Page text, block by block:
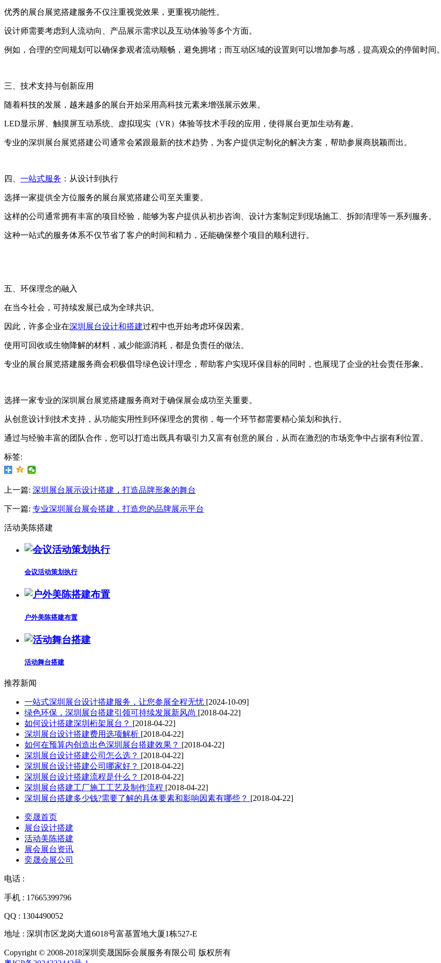
优秀的展台展览搭建服务不仅注重视觉效果，更重视功能性。
设计师需要考虑到人流动向、产品展示需求以及互动体验等多个方面。
例如，合理的空间规划可以确保参观者流动顺畅，避免拥堵；而互动区域的设置则可以增加参与感，提高观众的停留时间。
三、技术支持与创新应用
随着科技的发展，越来越多的展台开始采用高科技元素来增强展示效果。
LED显示屏、触摸屏互动系统、虚拟现实（VR）体验等技术手段的应用，使得展台更加生动有趣。
专业的深圳展台展览搭建公司通常会紧跟最新的技术趋势，为客户提供定制化的解决方案，帮助参展商脱颖而出。
四、 一站式服务 ：从设计到执行
选择一家提供全方位服务的展台展览搭建公司至关重要。
这样的公司通常拥有丰富的项目经验，能够为客户提供从初步咨询、设计方案制定到现场施工、拆卸清理等一系列服务。
这种一站式的服务体系不仅节省了客户的时间和精力，还能确保整个项目的顺利进行。
五、环保理念的融入
在当今社会，可持续发展已成为全球共识。
因此，许多企业在深圳展台设计和搭建过程中也开始考虑环保因素。
使用可回收或生物降解的材料，减少能源消耗，都是负责任的做法。
专业的展台展览搭建服务商会积极倡导绿色设计理念，帮助客户实现环保目标的同时，也展现了企业的社会责任形象。
选择一家专业的深圳展台展览搭建服务商对于确保展会成功至关重要。
从创意设计到技术支持，从功能实用性到环保理念的贯彻，每一个环节都需要精心策划和执行。
通过与经验丰富的团队合作，您可以打造出既具有吸引力又富有创意的展台，从而在激烈的市场竞争中占据有利位置。
标签:
上一篇: 深圳展台展示设计搭建，打造品牌形象的舞台
下一篇: 专业深圳展台展会搭建，打造您的品牌展示平台
活动美陈搭建
会议活动策划执行
户外美陈搭建布置
活动舞台搭建
推荐新闻
一站式深圳展台设计搭建服务，让您参展全程无忧 [2024-10-09]
绿色环保，深圳展台搭建引领可持续发展新风尚 [2018-04-22]
如何设计搭建深圳桁架展台？ [2018-04-22]
深圳展台设计搭建费用选项解析 [2018-04-22]
如何在预算内创造出色深圳展台搭建效果？ [2018-04-22]
深圳展台设计搭建公司怎么选？ [2018-04-22]
深圳展台设计搭建公司哪家好？ [2018-04-22]
深圳展台设计搭建流程是什么？ [2018-04-22]
深圳展台搭建工厂施工工艺及制作流程 [2018-04-22]
深圳展台搭建多少钱?需要了解的具体要素和影响因素有哪些？ [2018-04-22]
奕晟首页
展台设计搭建
活动美陈搭建
展会展台资讯
奕晟会展公司
电话 :
手机 : 17665399796
QQ : 1304490052
地址 : 深圳市区龙岗大道6018号富基置地大厦1栋527-E
Copyright © 2008-2018深圳奕晟国际会展服务有限公司 版权所有